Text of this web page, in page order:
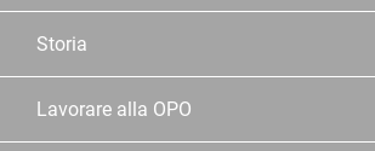
Storia
Lavorare alla OPO